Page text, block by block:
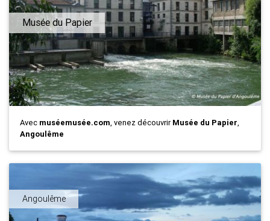
Musée du Papier
Avec muséemusée.com, venez découvrirMusée du Papier,
Angoulême
Angoulême